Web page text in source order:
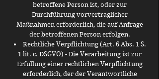
betroffene Person ist, oder zur
Durchführung vorvertraglicher
Maßnahmen erforderlich, die auf Anfrage
der betroffenen Person erfolgen.
Rechtliche Verpflichtung (Art. 6 Abs. 1 S.
1 lit. c. DSGVO) - Die Verarbeitung ist zur
Erfüllung einer rechtlichen Verpflichtung
erforderlich, der der Verantwortliche